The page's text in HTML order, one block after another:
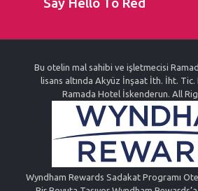
Bu otelin mal sahibi ve işletmecisi
lisans altında Akyüz İnşaat İth. İht.
Ramada Hotel İskenderun. All
Wyndham Rewards Sadakat Programı